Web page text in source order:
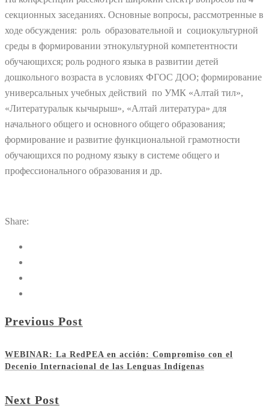
секционных заседаниях. Основные вопросы, рассмотренные в
ходе обсуждения: роль образовательной и социокультурной
среды в формировании этнокультурной компетентности
обучающихся; роль родного языка в развитии детей
дошкольного возраста в условиях ФГОС ДОО; формирование
универсальных учебных действий по УМК «Алтай тил»,
«Литературалык кычырыш», «Алтай литература» для
начального общего и основного общего образования;
формирование и развитие функциональной грамотности
обучающихся по родному языку в системе общего и
профессионального образования и др.
Share:
Previous Post
WEBINAR: La RedPEA en acción: Compromiso con el
Decenio Internacional de las Lenguas Indígenas
Next Post